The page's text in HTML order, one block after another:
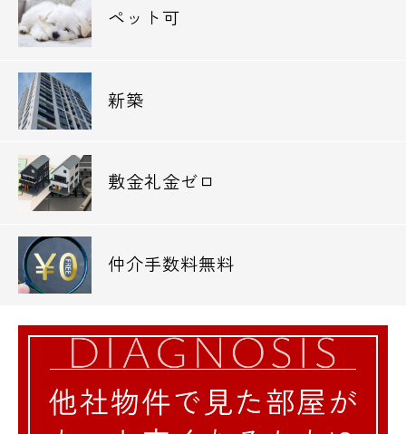
ペット可
新築
敷金礼金ゼロ
仲介手数料無料